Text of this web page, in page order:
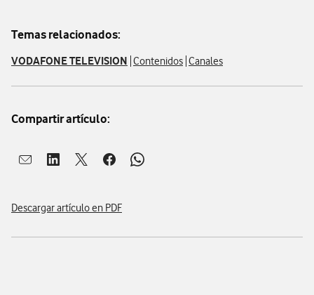
Temas relacionados:
VODAFONE TELEVISION Contenidos Canales
Compartir artículo:
Abrir ventana para compartir en mail
Abrir ventana para compartir en linkedin
Abrir ventana para compartir en twitter
Abrir ventana para compartir en facebook
Abrir ventana para compartir en
Descargar artículo en PDF